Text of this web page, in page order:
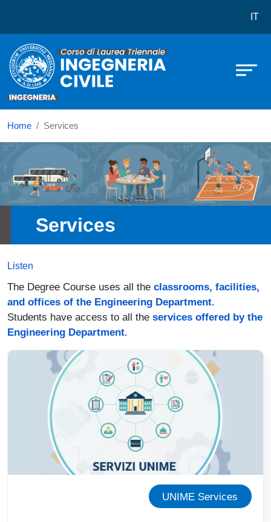
Corso di laurea in Ingegneria Civile
IT
Home Services
Immagine
Services
Listen
The Degree Course uses all the classrooms, facilities,
and offices of the Engineering Department.
Students have access to all the services offered by the
Engineering Department.
Immagine
UNIME Services